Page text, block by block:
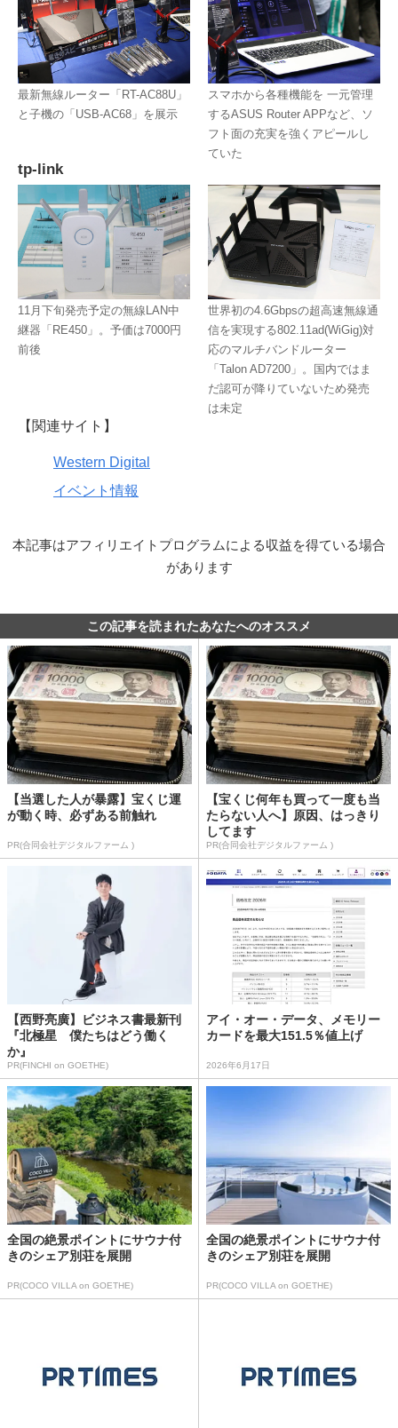
最新無線ルーター「RT-AC88U」
と子機の「USB-AC68」を展示
スマホから各種機能を 一元管理
するASUS Router APPなど、ソ
フト面の充実を強くアピールし
ていた
tp-link
11月下旬発売予定の無線LAN中
継器「RE450」。予価は7000円
前後
世界初の4.6Gbpsの超高速無線通
信を実現する802.11ad(WiGig)対
応のマルチバンドルーター
「Talon AD7200」。国内ではま
だ認可が降りていないため発売
は未定
【関連サイト】
Western Digital
イベント情報
本記事はアフィリエイトプログラムによる収益を得ている場合
があります
この記事を読まれたあなたへのオススメ
【当選した人が暴露】宝くじ運
が動く時、必ずある前触れ
PR(合同会社デジタルファーム )
【宝くじ何年も買って一度も当
たらない人へ】原因、はっきり
してます
PR(合同会社デジタルファーム )
【西野亮廣】ビジネス書最新刊
『北極星 僕たちはどう働く
か』
PR(FINCHI on GOETHE)
アイ・オー・データ、メモリー
カードを最大151.5％値上げ
2026年6月17日
全国の絶景ポイントにサウナ付
きのシェア別荘を展開
PR(COCO VILLA on GOETHE)
全国の絶景ポイントにサウナ付
きのシェア別荘を展開
PR(COCO VILLA on GOETHE)